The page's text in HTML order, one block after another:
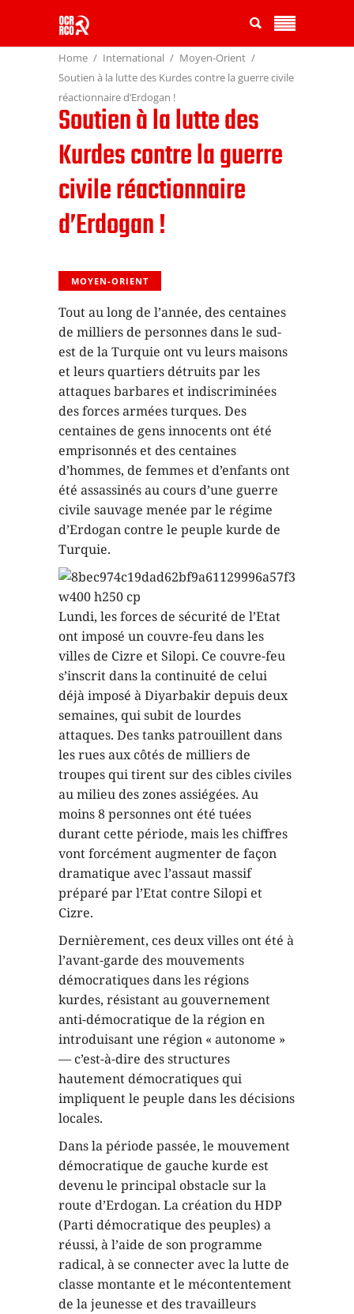
Home International
Moyen-Orient
Soutien à la lutte des Kurdes contre la guerre civile
réactionnaire d’Erdogan !
Soutien à la lutte des
Kurdes contre la guerre
civile réactionnaire
d’Erdogan !
MOYEN-ORIENT
Tout au long de l’année, des centaines
de milliers de personnes dans le sud-
est de la Turquie ont vu leurs maisons
et leurs quartiers détruits par les
attaques barbares et indiscriminées
des forces armées turques. Des
centaines de gens innocents ont été
emprisonnés et des centaines
d’hommes, de femmes et d’enfants ont
été assassinés au cours d’une guerre
civile sauvage menée par le régime
d’Erdogan contre le peuple kurde de
Turquie.
Lundi, les forces de sécurité de l’Etat
ont imposé un couvre-feu dans les
villes de Cizre et Silopi. Ce couvre-feu
s’inscrit dans la continuité de celui
déjà imposé à Diyarbakir depuis deux
semaines, qui subit de lourdes
attaques. Des tanks patrouillent dans
les rues aux côtés de milliers de
troupes qui tirent sur des cibles civiles
au milieu des zones assiégées. Au
moins 8 personnes ont été tuées
durant cette période, mais les chiffres
vont forcément augmenter de façon
dramatique avec l’assaut massif
préparé par l’Etat contre Silopi et
Cizre.
Dernièrement, ces deux villes ont été à
l’avant-garde des mouvements
démocratiques dans les régions
kurdes, résistant au gouvernement
anti-démocratique de la région en
introduisant une région « autonome »
— c’est-à-dire des structures
hautement démocratiques qui
impliquent le peuple dans les décisions
locales.
Dans la période passée, le mouvement
démocratique de gauche kurde est
devenu le principal obstacle sur la
route d’Erdogan. La création du HDP
(Parti démocratique des peuples) a
réussi, à l’aide de son programme
radical, à se connecter avec la lutte de
classe montante et le mécontentement
de la jeunesse et des travailleurs